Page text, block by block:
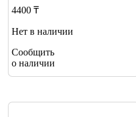
4400 ₸
Нет в наличии
Сообщить
о наличии